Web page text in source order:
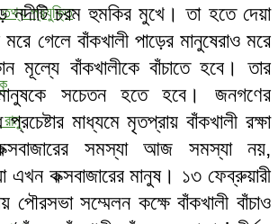
তথ্য প্রযুক্তি
রামু
নদীটি চরম হুমকির মুখে। তা হতে দেয়া
মরে গেলে বাঁকখালী পাড়ের মানুষেরাও মরে
মূল্যে বাঁকখালীকে বাঁচাতে হবে। তার
সচেতন হতে হবে। জনগণের
মাধ্যমে মৃতপ্রায় বাঁকখালী রক্ষা
সমস্যা আজ সমস্যা নয়,
এখন কক্সবাজারের মানুষ। ১৩ ফেব্রুয়ারী
পৌরসভা সম্মেলন কক্ষে বাঁকখালী বাঁচাও